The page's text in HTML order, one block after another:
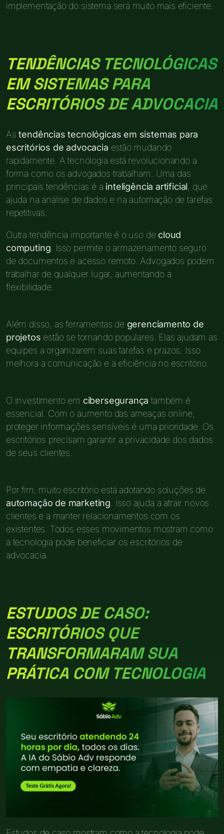
implementação do sistema será muito mais eficiente.
TENDÊNCIAS TECNOLÓGICAS
EM SISTEMAS PARA
ESCRITÓRIOS DE ADVOCACIA
Astendências tecnológicas em sistemas para
escritórios de advocacia estão mudando
rapidamente. A tecnologia está revolucionando a
forma como os advogados trabalham. Uma das
principais tendências é a inteligência artificial , que
ajuda na análise de dados e na automação de tarefas
repetitivas.
Outra tendência importante é o uso de cloud
computing . Isso permite o armazenamento seguro
de documentos e acesso remoto. Advogados podem
trabalhar de qualquer lugar, aumentando a
flexibilidade.
Além disso, as ferramentas de gerenciamento de
projetos estão se tornando populares. Elas ajudam as
equipes a organizarem suas tarefas e prazos. Isso
melhora a comunicação e a eficiência no escritório.
O investimento em cibersegurança também é
essencial. Com o aumento das ameaças online,
proteger informações sensíveis é uma prioridade. Os
escritórios precisam garantir a privacidade dos dados
de seus clientes.
Por fim, muito escritório está adotando soluções de
automação de marketing . Isso ajuda a atrair novos
clientes e a manter relacionamentos com os
existentes. Todos esses movimentos mostram como
a tecnologia pode beneficiar os escritórios de
advocacia.
ESTUDOS DE CASO:
ESCRITÓRIOS QUE
TRANSFORMARAM SUA
PRÁTICA COM TECNOLOGIA